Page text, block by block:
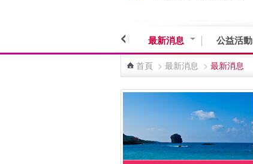
最新消息 公益活動
首頁 > 最新消息 > 最新消息